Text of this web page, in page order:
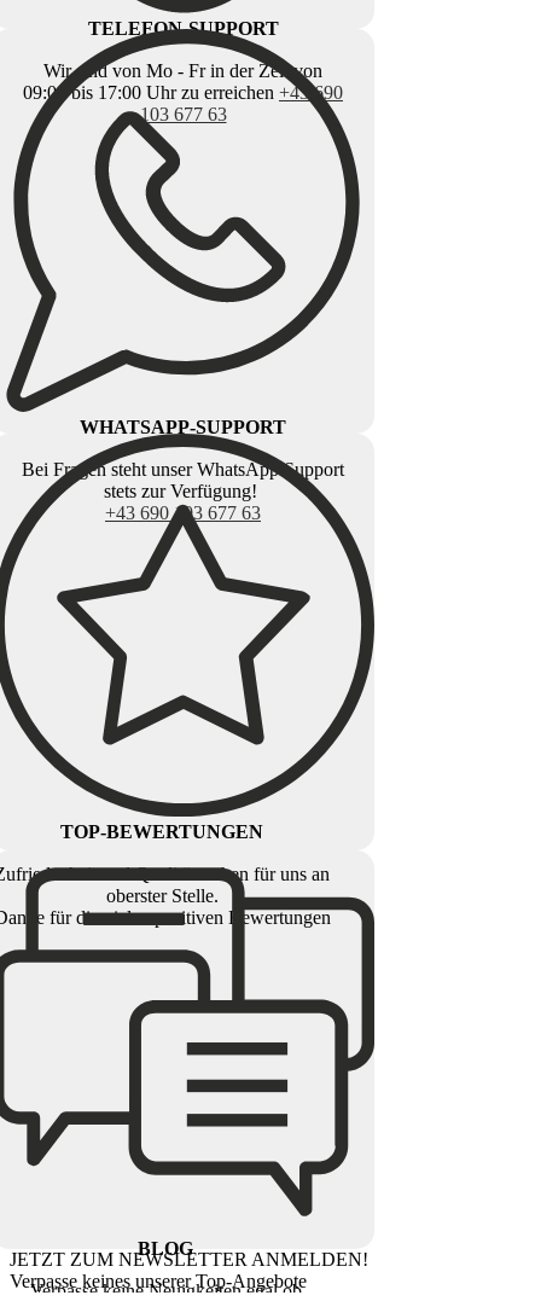
TELEFON-SUPPORT
Wir sind von Mo - Fr in der Zeit von
09:00 bis 17:00 Uhr zu erreichen +43 690
103 677 63
WHATSAPP-SUPPORT
Bei Fragen steht unser WhatsApp Support
stets zur Verfügung!
+43 690 103 677 63
TOP-BEWERTUNGEN
und Qualität stehen für uns an
oberster Stelle.
für die vielen positiven Bewertungen
BLOG
Verpasse keine Neuigkeiten egal ob
JETZT ZUM NEWSLETTER ANMELDEN!
Verpasse keines unserer Top-Angebote